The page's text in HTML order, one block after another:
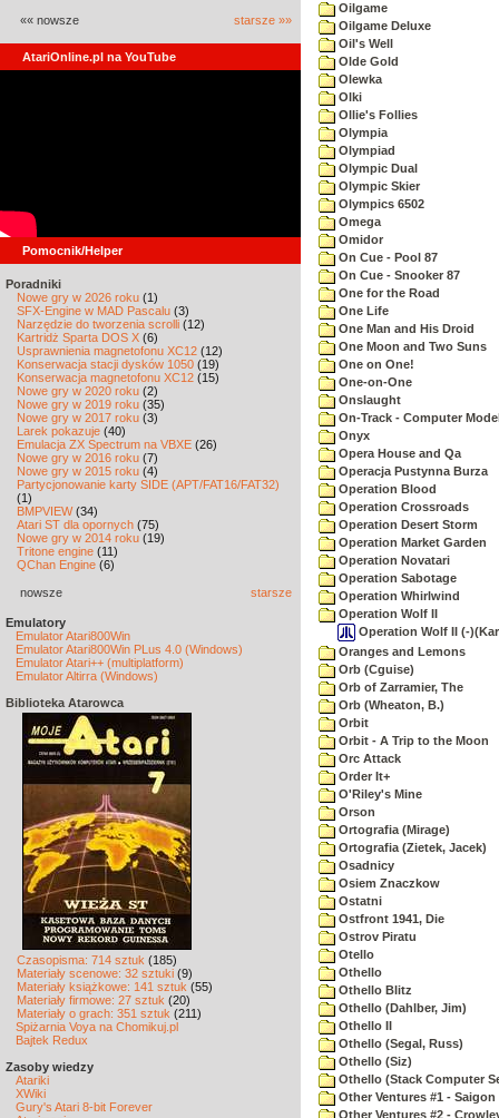
«« nowsze starsze »»
AtariOnline.pl na YouTube
Pomocnik/Helper
Poradniki
Nowe gry w 2026 roku (1)
SFX-Engine w MAD Pascalu (3)
Narzędzie do tworzenia scrolli (12)
Kartridż Sparta DOS X (6)
Usprawnienia magnetofonu XC12 (12)
Konserwacja stacji dysków 1050 (19)
Konserwacja magnetofonu XC12 (15)
Nowe gry w 2020 roku (2)
Nowe gry w 2019 roku (35)
Nowe gry w 2017 roku (3)
Larek pokazuje (40)
Emulacja ZX Spectrum na VBXE (26)
Nowe gry w 2016 roku (7)
Nowe gry w 2015 roku (4)
Partycjonowanie karty SIDE (APT/FAT16/FAT32)
(1)
BMPVIEW(34)
Atari ST dla opornych (75)
Nowe gry w 2014 roku (19)
Tritone engine (11)
QChan Engine (6)
nowsze starsze
Emulatory
Emulator Atari800Win
Emulator Atari800Win PLus 4.0 (Windows)
Emulator Atari++ (multiplatform)
Emulator Altirra (Windows)
Biblioteka Atarowca
Czasopisma: 714 sztuk (185)
Materiały scenowe: 32 sztuki (9)
Materiały książkowe: 141 sztuk (55)
Materiały firmowe: 27 sztuk (20)
Materiały o grach: 351 sztuk (211)
Spiżarnia Voya na Chomikuj.pl
Bajtek Redux
Zasoby wiedzy
Atariki
XWiki
Gury's Atari 8-bit Forever
Oilgame
Oilgame Deluxe
Oil's Well
Olde Gold
Olewka
Olki
Ollie's Follies
Olympia
Olympiad
Olympic Dual
Olympic Skier
Olympics 6502
Omega
Omidor
On Cue - Pool 87
On Cue - Snooker 87
One for the Road
One Life
One Man and His Droid
One Moon and Two Suns
One on One!
One-on-One
Onslaught
On-Track - Computer
Onyx
Opera House and Qa
Operacja Pustynna Burza
Operation Blood
Operation Crossroads
Operation Desert Storm
Operation Market Garden
Operation Novatari
Operation Sabotage
Operation Whirlwind
Operation Wolf II
Operation Wolf II (-
Oranges and Lemons
Orb (Cguise)
Orb of Zarramier, The
Orb (Wheaton, B.)
Orbit
Orbit - A Trip to the Moon
Orc Attack
Order It+
O'Riley's Mine
Orson
Ortografia (Mirage)
Ortografia (Zietek, Jacek)
Osadnicy
Osiem Znaczkow
Ostatni
Ostfront 1941, Die
Ostrov Piratu
Otello
Othello
Othello Blitz
Othello (Dahlber, Jim)
Othello II
Othello (Segal, Russ)
Othello (Siz)
Othello (Stack Computer
Other Ventures #1 -
Other Ventures #2 -